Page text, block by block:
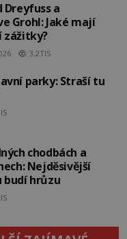
Dreyfuss a
Grohl: Jaké mají
zážitky?
3.2TIS
parky: Straší tu
chodbách a
Nejděsivější
budí hrůzu